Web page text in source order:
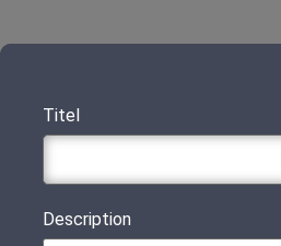
Titel
Description